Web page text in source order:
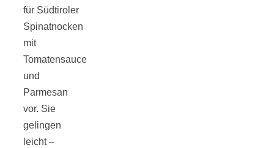
für Südtiroler
Spinatnocken
mit
Tomatensauce
und
Parmesan
vor. Sie
gelingen
leicht –